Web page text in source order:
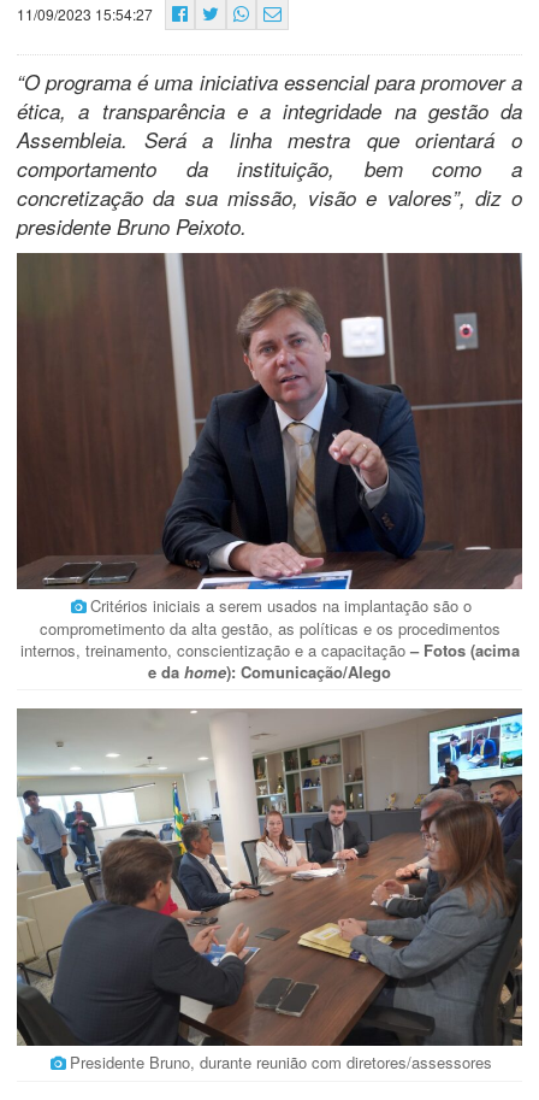
11/09/2023 15:54:27
“O programa é uma iniciativa essencial para promover a
ética, a transparência e a integridade na gestão da
Assembleia. Será a linha mestra que orientará o
comportamento da instituição, bem como a
concretização da sua missão, visão e valores”, diz o
presidente Bruno Peixoto.
Critérios iniciais a serem usados na implantação são o
comprometimento da alta gestão, as políticas e os procedimentos
internos, treinamento, conscientização e a capacitação – Fotos (acima
e da home): Comunicação/Alego
Presidente Bruno, durante reunião com diretores/assessores